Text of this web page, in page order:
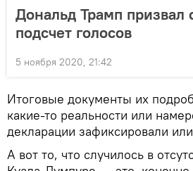
Дональд Трамп призвал
подсчет голосов
5 ноября 2020, 21:42
Итоговые документы их
какие-то реальности или
декларации зафиксировали
А вот то, что случилось в